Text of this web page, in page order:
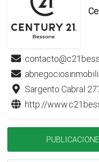
Sargento Cabral
http://